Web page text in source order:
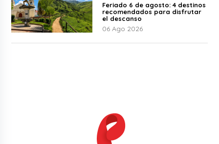
Feriado 6 de agosto: 4 destinos
recomendados para disfrutar
el descanso
06 Ago 2026